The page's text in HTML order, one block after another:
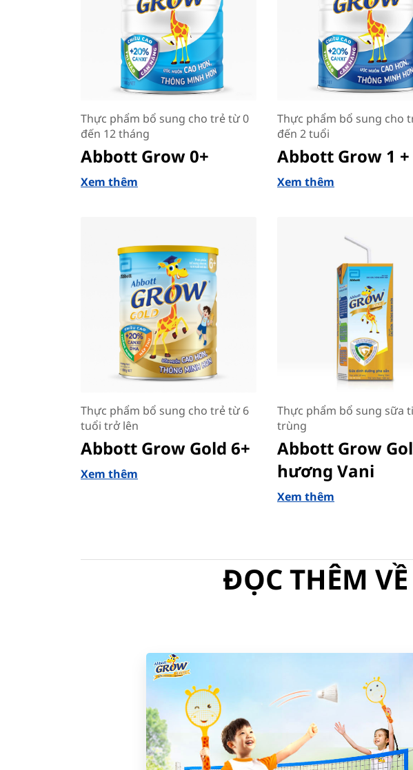
Thực phẩm bổ sung cho trẻ từ 0
đến 12 tháng
Abbott Grow 0+
Xem thêm
Thực phẩm bổ sung cho
đến 2 tuổi
Abbott Grow 1 +
Xem thêm
Thực phẩm bổ sung cho trẻ từ 6
tuổi trở lên
Abbott Grow Gold 6+
Xem thêm
Thực phẩm bổ sung sữa
trùng
Abbott Grow
hương Vani
Xem thêm
ĐỌC THÊM